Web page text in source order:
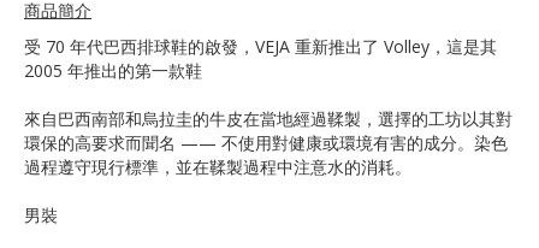
商品簡介
受 70 年代巴西排球鞋的啟發，VEJA 重新推出了 Volley，這是其
2005 年推出的第一款鞋
來自巴西南部和烏拉圭的牛皮在當地經過鞣製，選擇的工坊以其對
環保的高要求而聞名 —— 不使用對健康或環境有害的成分。染色
過程遵守現行標準，並在鞣製過程中注意水的消耗。
男裝